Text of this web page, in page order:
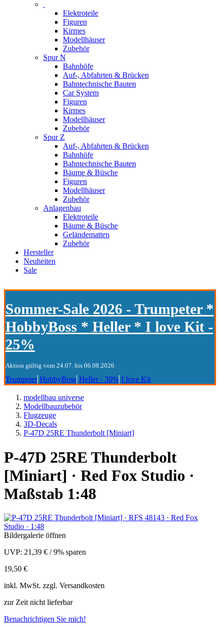
Elektroteile
Figuren
Kirmes
Modellhäuser
Zubehör
Spur N
Bahnhöfe
Auf-, Abfahrten & Brücken
Bahntechnische Bauten
Car System
Figuren
Kirmes
Modellhäuser
Zubehör
Spur Z
Auf-, Abfahrten & Brücken
Bahnhöfe
Bahntechnische Bauten
Bäume & Büsche
Figuren
Modellhäuser
Zubehör
Anlagenbau
Elektroteile
Bäume & Büsche
Geländematten
Zubehör
Hersteller
Neuheiten
Sale
Sommer-Sale 2026 - Trumpeter *
HobbyBoss * Heller * I love Kit -
25%
Aktion gültig vom 24.07. bis 06.08.2026
Trumpeter HobbyBoss Heller - 30% I love Kit
modellbau universe
Modellbauzubehör
Flugzeuge
3D-Decals
P-47D 25RE Thunderbolt [Miniart]
P-47D 25RE Thunderbolt
[Miniart] · Red Fox Studio ·
Maßstab 1:48
Bildergalerie öffnen
UVP: 21,39 € /9% sparen
19,50 €
inkl. MwSt. zzgl. Versandkosten
zur Zeit nicht lieferbar
Benachrichtigen Sie mich!